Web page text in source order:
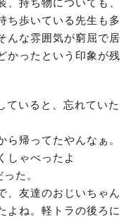
、持ち物についても、
ち歩いている先生も多
んな雰囲気が窮屈で居
かったという印象が残
ていると、忘れていた
ら帰ってたやんなぁ。
しゃべったよ
た。
、友達のおじいちゃん
よね。軽トラの後ろに